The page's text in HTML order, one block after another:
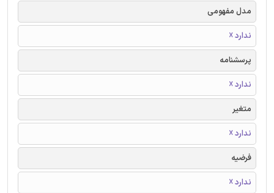
مدل مفهومی
ندارد ☓
پرسشنامه
ندارد ☓
متغیر
ندارد ☓
فرضیه
ندارد ☓